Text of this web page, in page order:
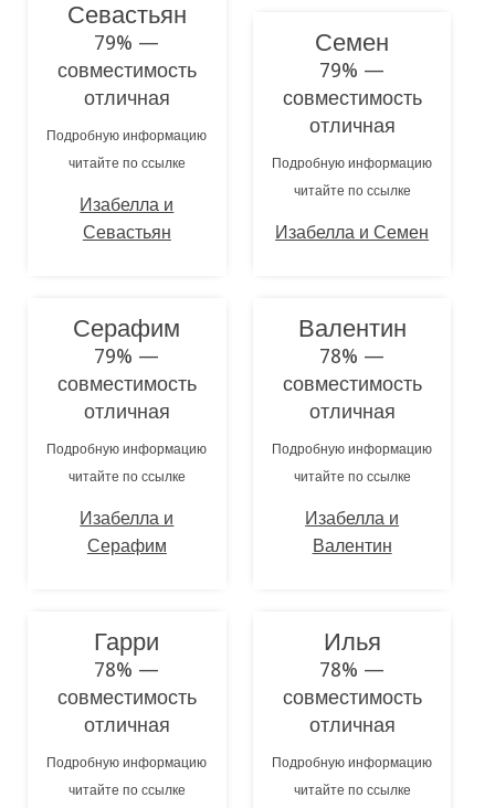
Севастьян
79% —
совместимость
отличная
Подробную информацию
читайте по ссылке
Изабелла и
Севастьян
Семен
79% —
совместимость
отличная
Подробную информацию
читайте по ссылке
Изабелла и Семен
Серафим
79% —
совместимость
отличная
Подробную информацию
читайте по ссылке
Изабелла и
Серафим
Валентин
78% —
совместимость
отличная
Подробную информацию
читайте по ссылке
Изабелла и
Валентин
Гарри
78% —
совместимость
отличная
Подробную информацию
читайте по ссылке
Илья
78% —
совместимость
отличная
Подробную информацию
читайте по ссылке